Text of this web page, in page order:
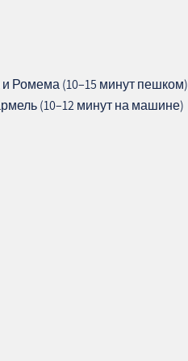
Ромема (10–15 минут пешком)
(10–12 минут на машине)